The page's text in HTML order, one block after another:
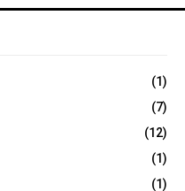
(1)
(7)
(12)
(1)
(1)